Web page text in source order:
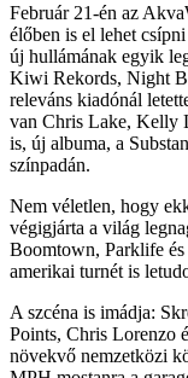
Február 21-én az
élőben is el lehet
új hullámának egyik
Kiwi Rekords, Night
releváns kiadónál
van Chris Lake, Kelly
is, új albuma, a
színpadán.
Nem véletlen, hogy
végigjárta a világ
Boomtown, Parklife és
amerikai turnét is
A szcéna is imádja:
Points, Chris Lorenzo
növekvő nemzetközi